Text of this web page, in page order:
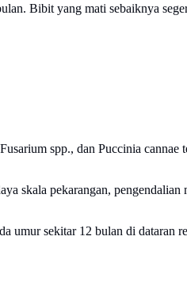
Bibit yang mati sebaiknya
spp., dan Puccinia cannae
skala pekarangan,
umur sekitar 12 bulan di dataran